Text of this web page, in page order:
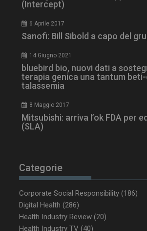
(Intercept)
6 Aprile 2017
Sanofi: Bill Sibold a capo del
14 Giugno 2021
bluebird bio, nuovi dati a
terapia genica una tantum
talassemia
8 Maggio 2017
Mitsubishi: arriva l’ok FDA per
(SLA)
Categorie
Corporate Social Responsibility (186)
Digital Health (286)
Health Industry Review (20)
Health Industry TV (40)
ARRAffinity
tracking-sites-
ironfish-tracking-
enable